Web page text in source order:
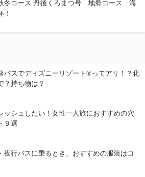
冬コース 丹後くろまつ号 地肴コース 海
！
バスでディズニーリゾート®ってアリ！？化
？持ち物は？
ッシュしたい！女性一人旅におすすめの穴
９選
夜行バスに乗るとき、おすすめの服装はコ